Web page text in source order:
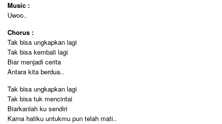
Music :
Uwoo..
Chorus :
Tak bisa ungkapkan lagi
Tak bisa kembali lagi
Biar menjadi cerita
Antara kita berdua..
Tak bisa ungkapkan lagi
Tak bisa tuk mencintai
Biarkanlah ku sendiri
Karna hatiku untukmu pun telah mati..